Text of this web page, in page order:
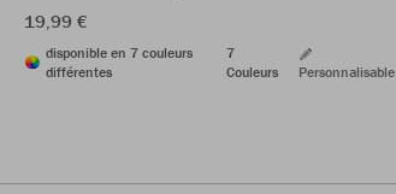
19,99 €
disponible en 7 couleurs
différentes
7
Couleurs
Personnalisable